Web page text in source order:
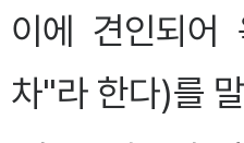
이에 견인되어
차"라 한다)를